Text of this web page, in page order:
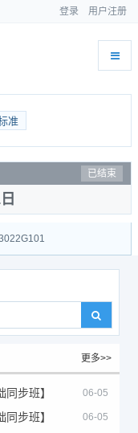
登录 用户注册
准
已结束
22G101
更多>>
步班】 06-05
步班】 06-05